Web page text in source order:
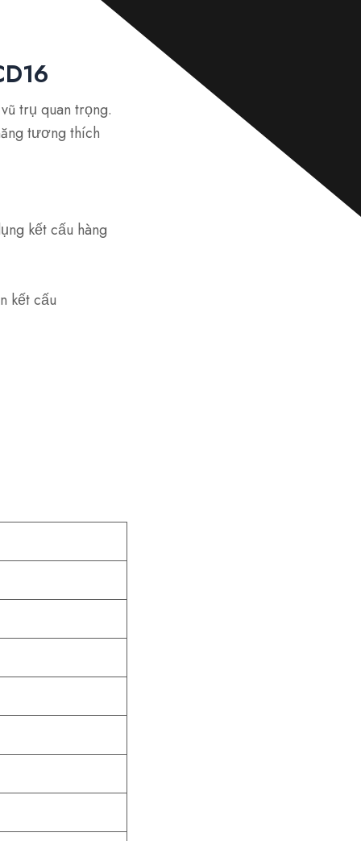
trụ quan trọng.
tương thích
kết cấu hàng
kết cấu
*